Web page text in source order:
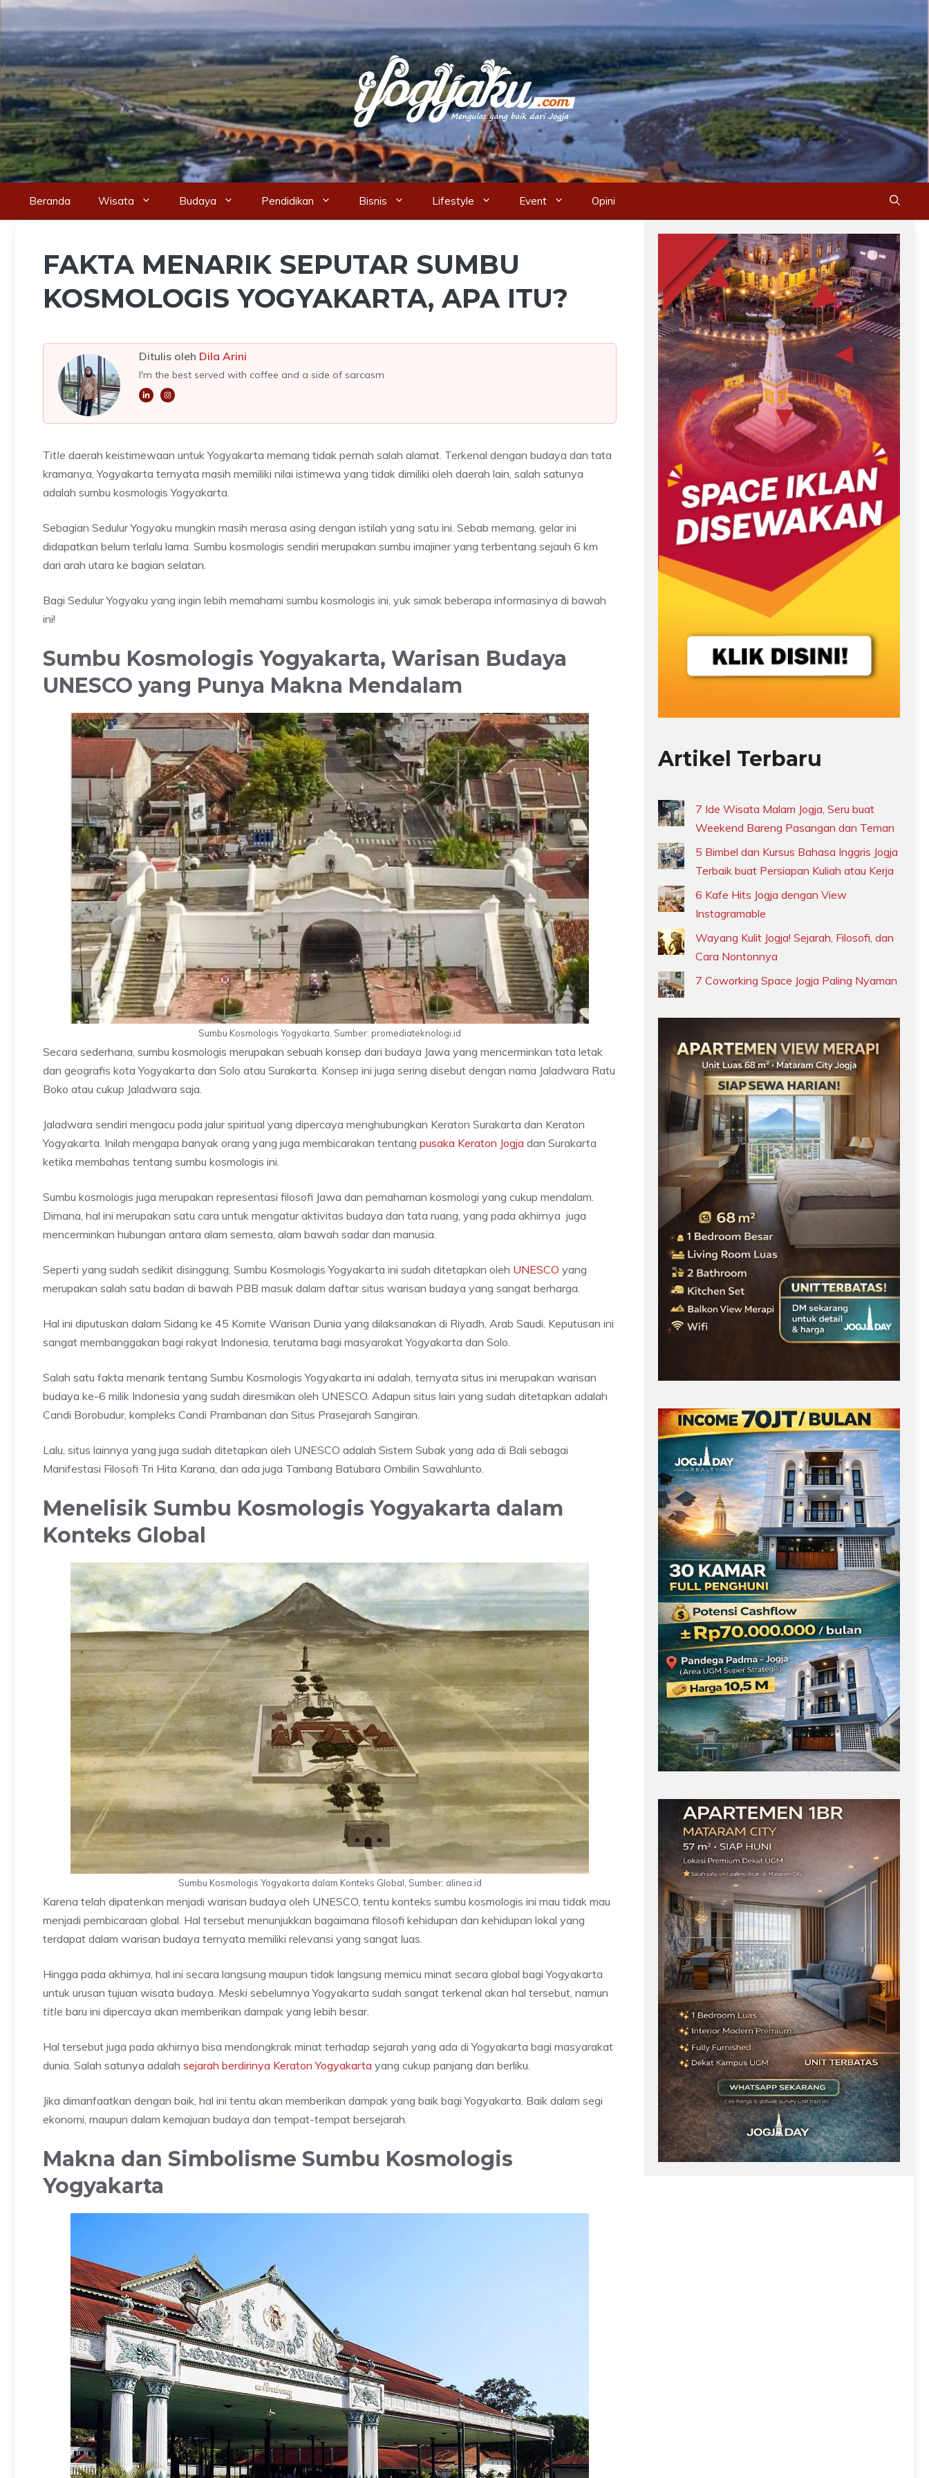
Skip
content
Beranda Wisata Budaya Pendidikan Bisnis Lifestyle Event Opini
FAKTA MENARIK SEPUTAR SUMBU
KOSMOLOGIS YOGYAKARTA, APA ITU?
Ditulis oleh Dila Arini
I'm the best served with coffee and a side of sarcasm
Title daerah keistimewaan untuk Yogyakarta memang tidak pernah salah alamat. Terkenal dengan budaya dan tata
kramanya, Yogyakarta ternyata masih memiliki nilai istimewa yang tidak dimiliki oleh daerah lain, salah satunya
adalah sumbu kosmologis Yogyakarta.
Sebagian Sedulur Yogyaku mungkin masih merasa asing dengan istilah yang satu ini. Sebab memang, gelar ini
didapatkan belum terlalu lama. Sumbu kosmologis sendiri merupakan sumbu imajiner yang terbentang sejauh 6 km
dari arah utara ke bagian selatan.
Bagi Sedulur Yogyaku yang ingin lebih memahami sumbu kosmologis ini, yuk simak beberapa informasinya di bawah
ini!
Sumbu Kosmologis Yogyakarta, Warisan Budaya
UNESCO yang Punya Makna Mendalam
Sumbu Kosmologis Yogyakarta, Sumber: promediateknologi.id
Secara sederhana, sumbu kosmologis merupakan sebuah konsep dari budaya Jawa yang mencerminkan tata letak
dan geografis kota Yogyakarta dan Solo atau Surakarta. Konsep ini juga sering disebut dengan nama Jaladwara Ratu
Boko atau cukup Jaladwara saja.
Jaladwara sendiri mengacu pada jalur spiritual yang dipercaya menghubungkan Keraton Surakarta dan Keraton
Yogyakarta. Inilah mengapa banyak orang yang juga membicarakan tentang pusaka Keraton Jogja dan Surakarta
ketika membahas tentang sumbu kosmologis ini.
Sumbu kosmologis juga merupakan representasi filosofi Jawa dan pemahaman kosmologi yang cukup mendalam.
Dimana, hal ini merupakan satu cara untuk mengatur aktivitas budaya dan tata ruang, yang pada akhirnya juga
mencerminkan hubungan antara alam semesta, alam bawah sadar dan manusia.
Seperti yang sudah sedikit disinggung, Sumbu Kosmologis Yogyakarta ini sudah ditetapkan oleh UNESCO yang
merupakan salah satu badan di bawah PBB masuk dalam daftar situs warisan budaya yang sangat berharga.
Hal ini diputuskan dalam Sidang ke 45 Komite Warisan Dunia yang dilaksanakan di Riyadh, Arab Saudi. Keputusan ini
sangat membanggakan bagi rakyat Indonesia, terutama bagi masyarakat Yogyakarta dan Solo.
Salah satu fakta menarik tentang Sumbu Kosmologis Yogyakarta ini adalah, ternyata situs ini merupakan warisan
budaya ke-6 milik Indonesia yang sudah diresmikan oleh UNESCO. Adapun situs lain yang sudah ditetapkan adalah
Candi Borobudur, kompleks Candi Prambanan dan Situs Prasejarah Sangiran.
Lalu, situs lainnya yang juga sudah ditetapkan oleh UNESCO adalah Sistem Subak yang ada di Bali sebagai
Manifestasi Filosofi Tri Hita Karana, dan ada juga Tambang Batubara Ombilin Sawahlunto.
Menelisik Sumbu Kosmologis Yogyakarta dalam
Konteks Global
Sumbu Kosmologis Yogyakarta dalam Konteks Global, Sumber: alinea.id
Karena telah dipatenkan menjadi warisan budaya oleh UNESCO, tentu konteks sumbu kosmologis ini mau tidak mau
menjadi pembicaraan global. Hal tersebut menunjukkan bagaimana filosofi kehidupan dan kehidupan lokal yang
terdapat dalam warisan budaya ternyata memiliki relevansi yang sangat luas.
Hingga pada akhirnya, hal ini secara langsung maupun tidak langsung memicu minat secara global bagi Yogyakarta
untuk urusan tujuan wisata budaya. Meski sebelumnya Yogyakarta sudah sangat terkenal akan hal tersebut, namun
title baru ini dipercaya akan memberikan dampak yang lebih besar.
Hal tersebut juga pada akhirnya bisa mendongkrak minat terhadap sejarah yang ada di Yogyakarta bagi masyarakat
dunia. Salah satunya adalah sejarah berdirinya Keraton Yogyakarta yang cukup panjang dan berliku.
Jika dimanfaatkan dengan baik, hal ini tentu akan memberikan dampak yang baik bagi Yogyakarta. Baik dalam segi
ekonomi, maupun dalam kemajuan budaya dan tempat-tempat bersejarah.
Makna dan Simbolisme Sumbu Kosmologis
Yogyakarta
Artikel Terbaru
7 Ide Wisata Malam Jogja, Seru buat
Weekend Bareng Pasangan dan Teman
5 Bimbel dan Kursus Bahasa Inggris Jogja
Terbaik buat Persiapan Kuliah atau Kerja
6 Kafe Hits Jogja dengan View
Instagramable
Wayang Kulit Jogja! Sejarah, Filosofi, dan
Cara Nontonnya
7 Coworking Space Jogja Paling Nyaman